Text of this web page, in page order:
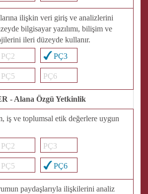
ilişkin veri giriş ve analizlerini
bilgisayar yazılımı, bilişim ve
ileri düzeyde kullanır.
PÇ2 PÇ3
PÇ5 PÇ6
- Alana Özgü Yetkinlik
iş ve toplumsal etik değerlere uygun
PÇ2 PÇ3
PÇ5 PÇ6
paydaşlarıyla ilişkilerini analiz